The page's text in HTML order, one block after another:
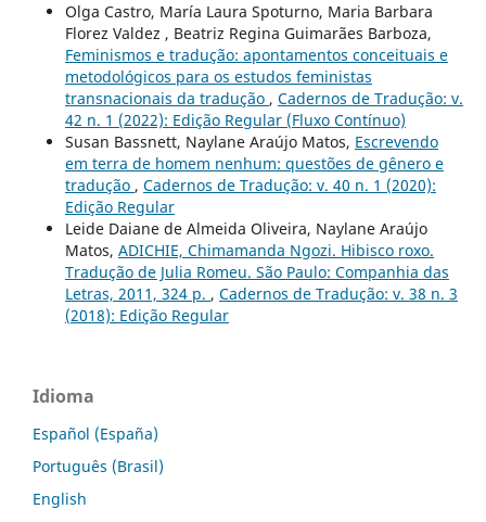
Olga Castro, María Laura Spoturno, Maria Barbara
Florez Valdez , Beatriz Regina Guimarães Barboza,
Feminismos e tradução: apontamentos conceituais e
metodológicos para os estudos feministas
transnacionais da tradução , Cadernos de Tradução: v.
42 n. 1 (2022): Edição Regular (Fluxo Contínuo)
Susan Bassnett, Naylane Araújo Matos, Escrevendo
em terra de homem nenhum: questões de gênero e
tradução , Cadernos de Tradução: v. 40 n. 1 (2020):
Edição Regular
Leide Daiane de Almeida Oliveira, Naylane Araújo
Matos, ADICHIE, Chimamanda Ngozi. Hibisco roxo.
Tradução de Julia Romeu. São Paulo: Companhia das
Letras, 2011, 324 p. , Cadernos de Tradução: v. 38 n. 3
(2018): Edição Regular
Idioma
Español (España)
Português (Brasil)
English